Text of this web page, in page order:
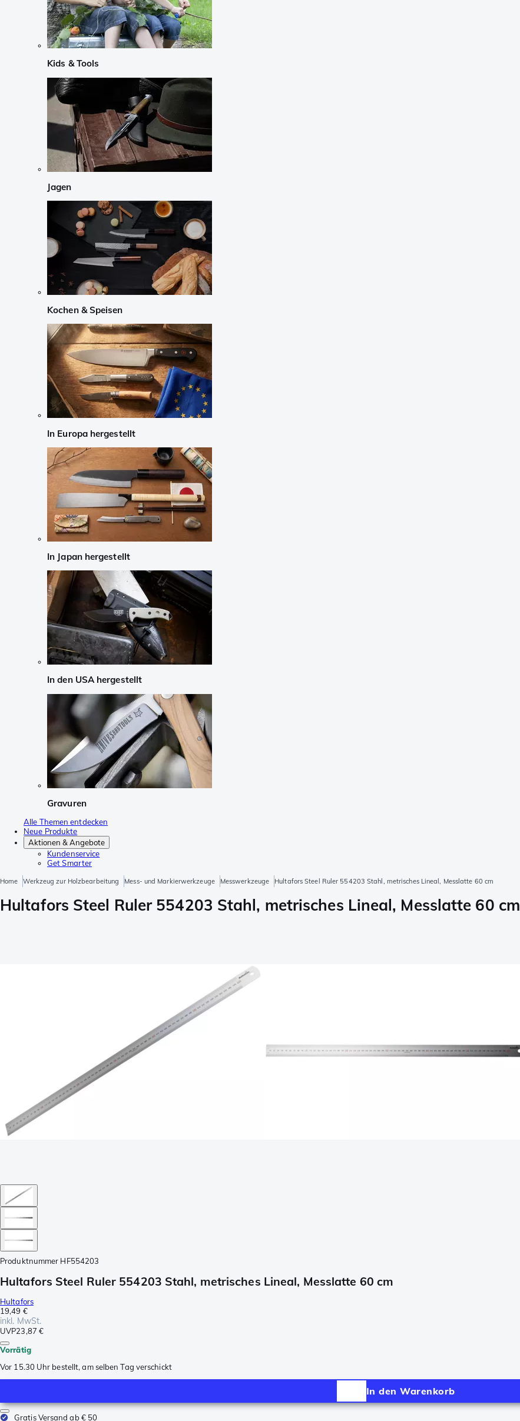
Kids & Tools
Jagen
Kochen & Speisen
In Europa hergestellt
In Japan hergestellt
In den USA hergestellt
Gravuren
Alle Themen entdecken
Neue Produkte
Aktionen & Angebote
Kundenservice
Get Smarter
Home Werkzeug zur Holzbearbeitung Mess- und Markierwerkzeuge Messwerkzeuge Hultafors Steel Ruler 554203 Stahl, metrisches Lineal, Messlatte 60 cm
Hultafors Steel Ruler 554203 Stahl, metrisches Lineal, Messlatte 60 cm
Produktnummer HF554203
Hultafors Steel Ruler 554203 Stahl, metrisches Lineal, Messlatte 60 cm
Hultafors
19,49 €
inkl. MwSt.
UVP23,87 €
Vorrätig
Vor 15.30 Uhr bestellt, am selben Tag verschickt
In den Warenkorb
Gratis Versand ab € 50